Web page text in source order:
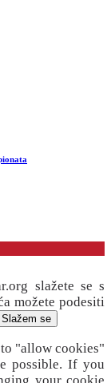
slažete se s
možete podesiti
Slažem se
"allow cookies"
possible. If you
your cookie